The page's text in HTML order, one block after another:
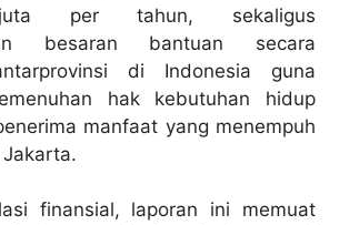
per tahun, sekaligus
besaran bantuan secara
di Indonesia guna
hak kebutuhan hidup
manfaat yang menempuh
finansial, laporan ini memuat